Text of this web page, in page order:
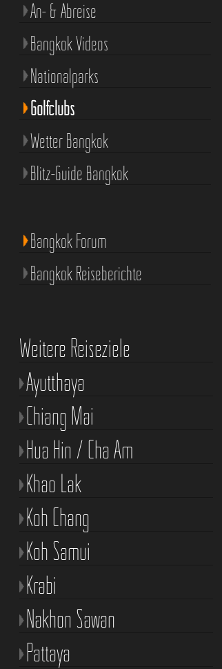
An- & Abreise
Bangkok Videos
Nationalparks
Golfclubs
Wetter Bangkok
Blitz-Guide Bangkok
Bangkok Forum
Bangkok Reiseberichte
Weitere Reiseziele
Ayutthaya
Chiang Mai
Hua Hin / Cha Am
Khao Lak
Koh Chang
Koh Samui
Krabi
Nakhon Sawan
Pattaya